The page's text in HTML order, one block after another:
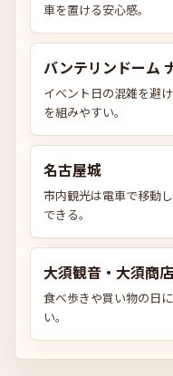
車を置ける安心感。
バンテリンドーム
イベント日の混雑を避
を組みやすい。
名古屋城
市内観光は電車で移動
できる。
大須観音・大須商
食べ歩きや買い物の日
い。